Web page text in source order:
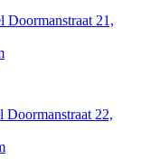
Doormanstraat 21,
Doormanstraat 22,